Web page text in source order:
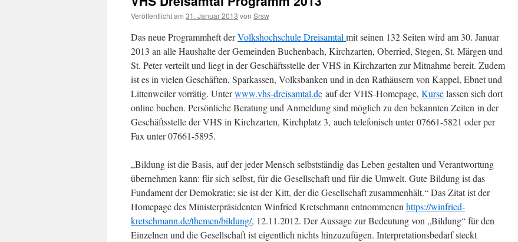
Veröffentlicht am 31. Januar 2013 von Srsw
Das neue Programmheft derVolkshochschule Dreisamtal mit seinen 132 Seiten wird am 30. Januar
2013 an alle Haushalte der Gemeinden Buchenbach, Kirchzarten, Oberried, Stegen, St. Märgen und
St. Peter verteilt und liegt in der Geschäftsstelle der VHS in Kirchzarten zur Mitnahme bereit. Zudem
ist es in vielen Geschäften, Sparkassen, Volksbanken und in den Rathäusern von Kappel, Ebnet und
Littenweiler vorrätig. Unterwww.vhs-dreisamtal.de auf der VHS-Homepage, Kurselassen sich dort
online buchen. Persönliche Beratung und Anmeldung sind möglich zu den bekannten Zeiten in der
Geschäftsstelle der VHS in Kirchzarten, Kirchplatz 3, auch telefonisch unter 07661-5821 oder per
Fax unter 07661-5895.
„Bildung ist die Basis, auf der jeder Mensch selbstständig das Leben gestalten und Verantwortung
übernehmen kann: für sich selbst, für die Gesellschaft und für die Umwelt. Gute Bildung ist das
Fundament der Demokratie; sie ist der Kitt, der die Gesellschaft zusammenhält.“ Das Zitat ist der
Homepage des Ministerpräsidenten Winfried Kretschmann entnommenen https://winfried-
kretschmann.de/themen/bildung/, 12.11.2012. Der Aussage zur Bedeutung von „Bildung“ für den
Einzelnen und die Gesellschaft ist eigentlich nichts hinzuzufügen. Interpretationsbedarf steckt